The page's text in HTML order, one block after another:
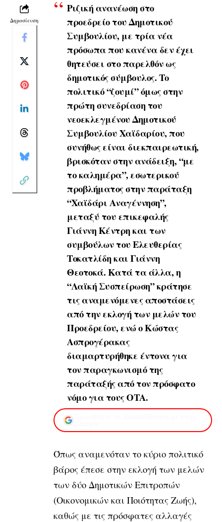
Δημοσίευση
Ριζική ανανέωση στο
προεδρείο του Δημοτικού
Συμβουλίου, με τρία νέα
πρόσωπα που κανένα δεν έχει
θητεύσει στο παρελθόν ως
δημοτικός σύμβουλος. Το
πολιτικό “ζουμί” όμως στην
πρώτη συνεδρίαση του
νεοεκλεγμένου Δημοτικού
Συμβουλίου Χαϊδαρίου, που
συνήθως είναι διεκπαιρεωτική,
βρισκόταν στην ανάδειξη, “με
το καλημέρα”, εσωτερικού
προβλήματος στην παράταξη
“Χαϊδάρι Αναγέννηση”,
μεταξύ του επικεφαλής
Γιάννη Κέντρη και των
συμβούλων του Ελευθερίας
Τοκατλίδη και Γιάννη
Θεοτοκά. Κατά τα άλλα, η
“Λαϊκή Συσπείρωση” κράτησε
τις αναμενόμενες αποστάσεις
από την εκλογή των μελών του
Προεδρείου, ενώ ο Κώστας
Ασπρογέρακας
διαμαρτυρήθηκε έντονα για
τον παραγκωνισμό της
παράταξής από τον πρόσφατο
νόμο για τους ΟΤΑ.
Όπως αναμενόταν το κύριο πολιτικό
βάρος έπεσε στην εκλογή των μελών
των δύο Δημοτικών Επιτροπών
(Οικονομικών και Ποιότητας Ζωής),
καθώς με τις πρόσφατες αλλαγές